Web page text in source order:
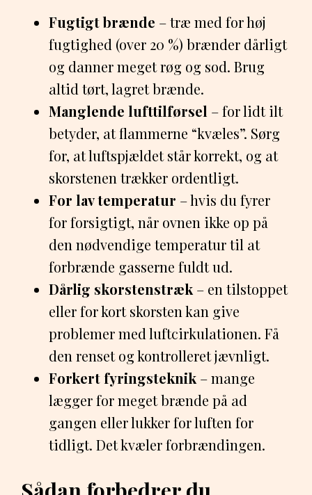
Fugtigt brænde – træ med for høj
fugtighed (over 20 %) brænder dårligt
og danner meget røg og sod. Brug
altid tørt, lagret brænde.
Manglende lufttilførsel – for lidt ilt
betyder, at flammerne “kvæles”. Sørg
for, at luftspjældet står korrekt, og at
skorstenen trækker ordentligt.
For lav temperatur – hvis du fyrer
for forsigtigt, når ovnen ikke op på
den nødvendige temperatur til at
forbrænde gasserne fuldt ud.
Dårlig skorstenstræk – en tilstoppet
eller for kort skorsten kan give
problemer med luftcirkulationen. Få
den renset og kontrolleret jævnligt.
Forkert fyringsteknik – mange
lægger for meget brænde på ad
gangen eller lukker for luften for
tidligt. Det kvæler forbrændingen.